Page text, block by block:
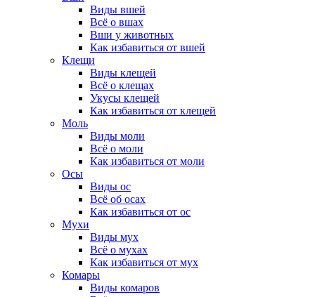
Виды вшей
Всё о вшах
Вши у животных
Как избавиться от вшей
Клещи
Виды клещей
Всё о клещах
Укусы клещей
Как избавиться от клещей
Моль
Виды моли
Всё о моли
Как избавиться от моли
Осы
Виды ос
Всё об осах
Как избавиться от ос
Мухи
Виды мух
Всё о мухах
Как избавиться от мух
Комары
Виды комаров